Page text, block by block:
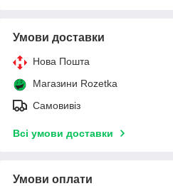
Умови доставки
Нова Пошта
Магазини Rozetka
Самовивіз
Всі умови доставки
Умови оплати